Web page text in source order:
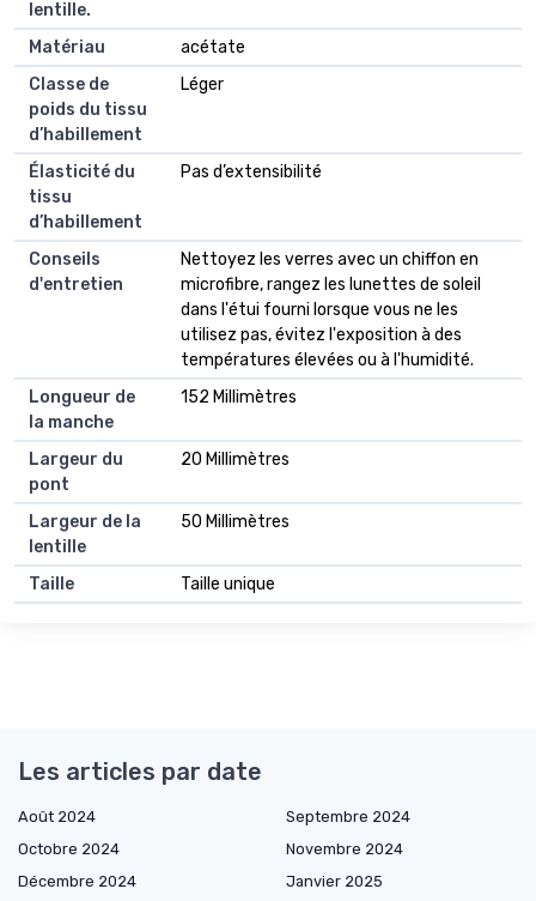
lentille.
Matériau
acétate
Classe de
poids du tissu
d’habillement
Léger
Élasticité du
tissu
d’habillement
Pas d’extensibilité
Conseils
d'entretien
Nettoyez les verres avec un chiffon en
microfibre, rangez les lunettes de soleil
dans l'étui fourni lorsque vous ne les
utilisez pas, évitez l'exposition à des
températures élevées ou à l'humidité.
Longueur de
la manche
152 Millimètres
Largeur du
pont
20 Millimètres
Largeur de la
lentille
50 Millimètres
Taille Taille unique
Les articles par date
Août 2024
Septembre 2024
Octobre 2024
Novembre 2024
Décembre 2024
Janvier 2025